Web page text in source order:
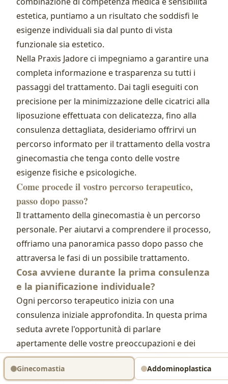
Ginecomastia Addominoplastica
estetica, puntiamo a un risultato che soddisfi le
esigenze individuali sia dal punto di vista
funzionale sia estetico.
Nella Praxis Jadore ci impegniamo a garantire una
completa informazione e trasparenza su tutti i
passaggi del trattamento. Dai tagli eseguiti con
precisione per la minimizzazione delle cicatrici alla
liposuzione effettuata con delicatezza, fino alla
consulenza dettagliata, desideriamo offrirvi un
percorso informato per il trattamento della vostra
ginecomastia che tenga conto delle vostre
esigenze fisiche e psicologiche.
Come procede il vostro percorso terapeutico,
passo dopo passo?
Il trattamento della ginecomastia è un percorso
personale. Per aiutarvi a comprendere il processo,
offriamo una panoramica passo dopo passo che
attraversa le fasi di un possibile trattamento.
Cosa avviene durante la prima consulenza
e la pianificazione individuale?
Ogni percorso terapeutico inizia con una
consulenza iniziale approfondita. In questa prima
seduta avrete l'opportunità di parlare
apertamente delle vostre preoccupazioni e dei
vostri desideri con il medico. Verrà effettuata
un'attenta valutazione per determinare le